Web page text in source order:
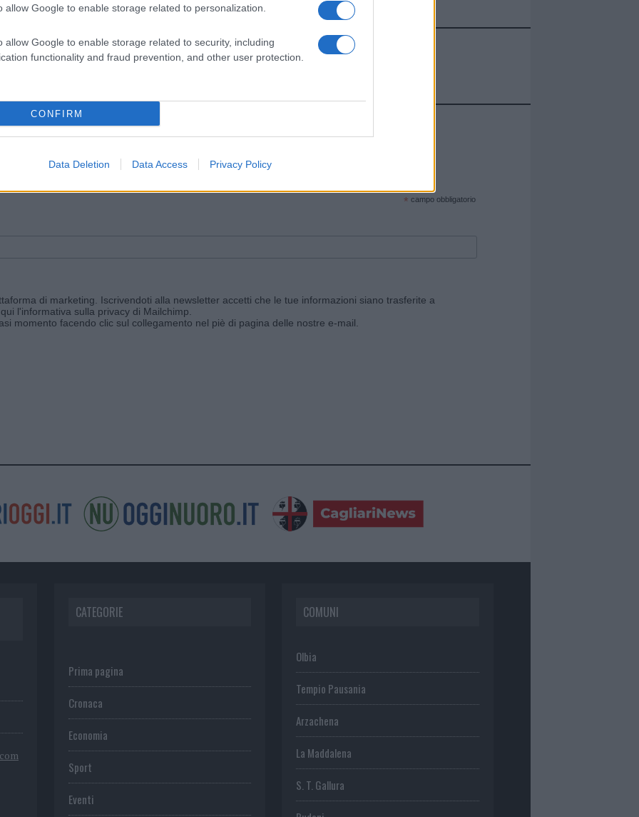
allow Google to enable storage related to personalization.
allow Google to enable storage related to security, including
functionality and fraud prevention, and other user protection.
CONFIRM
Data Deletion Data Access Privacy Policy
Invia un Comunicato Stampa|Pubblicità|Segnala
e ricevi le nostre email periodiche contenenti le ultime notizie pubblicate sul sito web!
* campo obbligatorio
di marketing. Iscrivendoti alla newsletter accetti che le tue informazioni siano trasferite a
l'informativa sulla privacy di Mailchimp
momento facendo clic sul collegamento nel piè di pagina delle nostre e-mail.
CATEGORIE
Prima pagina
Cronaca
Economia
Sport
Eventi
COMUNI
Olbia
Tempio Pausania
Arzachena
La Maddalena
S. T. Gallura